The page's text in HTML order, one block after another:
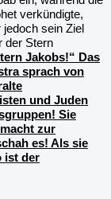
verkündigte,
sein Ziel
der Stern
Jakobs!“ Das
sprach von
und Juden
Sie
zur
es! Als sie
ist der